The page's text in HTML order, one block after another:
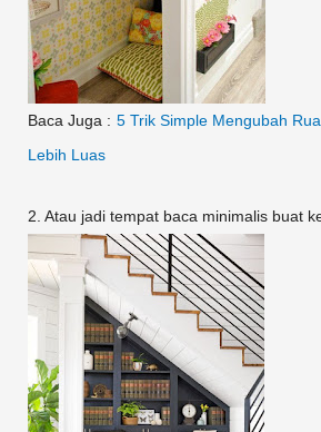
Baca Juga : 5 Trik Simple Mengubah
Lebih Luas
2. Atau jadi tempat baca minimalis buat